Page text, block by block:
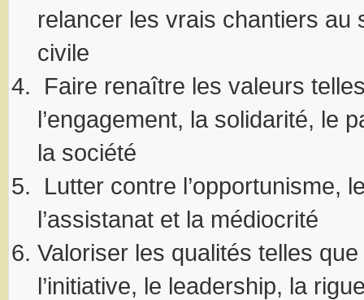
relancer les vrais chantiers au
civile
Faire renaître les valeurs
l’engagement, la solidarité, le
la société
Lutter contre l’opportunisme,
l’assistanat et la médiocrité
Valoriser les qualités telles
l’initiative, le leadership, la